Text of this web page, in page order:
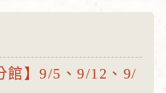
館】9/5、9/12、9/